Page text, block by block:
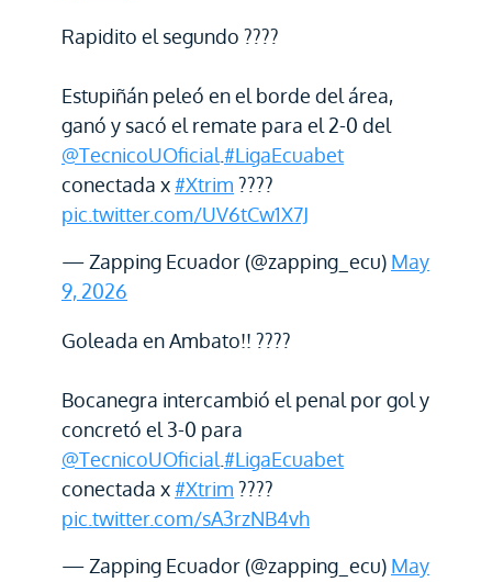
Rapidito el segundo ????
Estupiñán peleó en el borde del área,
ganó y sacó el remate para el 2-0 del
@TecnicoUOficial #LigaEcuabet
conectada x#Xtrim ????
pic.twitter.com/UV6tCw1X7J
— Zapping Ecuador (@zapping_ecu) May
9, 2026
Goleada en Ambato!! ????
Bocanegra intercambió el penal por gol y
concretó el 3-0 para
@TecnicoUOficial #LigaEcuabet
conectada x#Xtrim ????
pic.twitter.com/sA3rzNB4vh
— Zapping Ecuador (@zapping_ecu) May